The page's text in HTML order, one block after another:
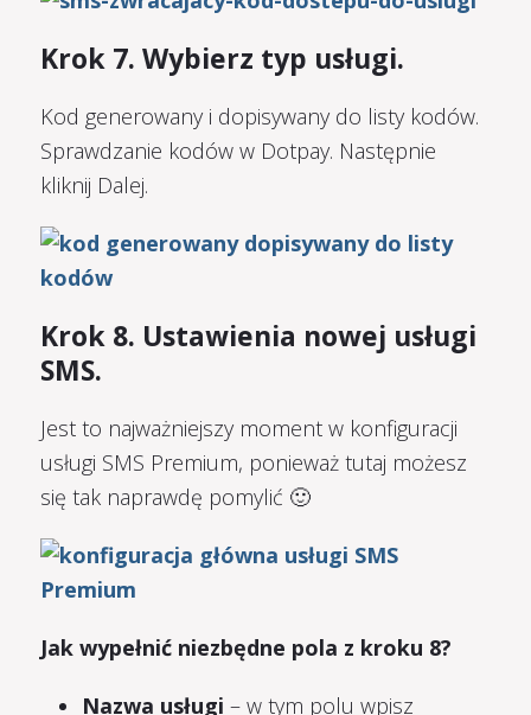
Krok 7. Wybierz typ usługi.
Kod generowany i dopisywany do listy kodów.
Sprawdzanie kodów w Dotpay. Następnie
kliknij Dalej.
Krok 8. Ustawienia nowej usługi
SMS.
Jest to najważniejszy moment w konfiguracji
usługi SMS Premium, ponieważ tutaj możesz
się tak naprawdę pomylić 🙂
Jak wypełnić niezbędne pola z kroku 8?
Nazwa usługi – w tym polu wpisz